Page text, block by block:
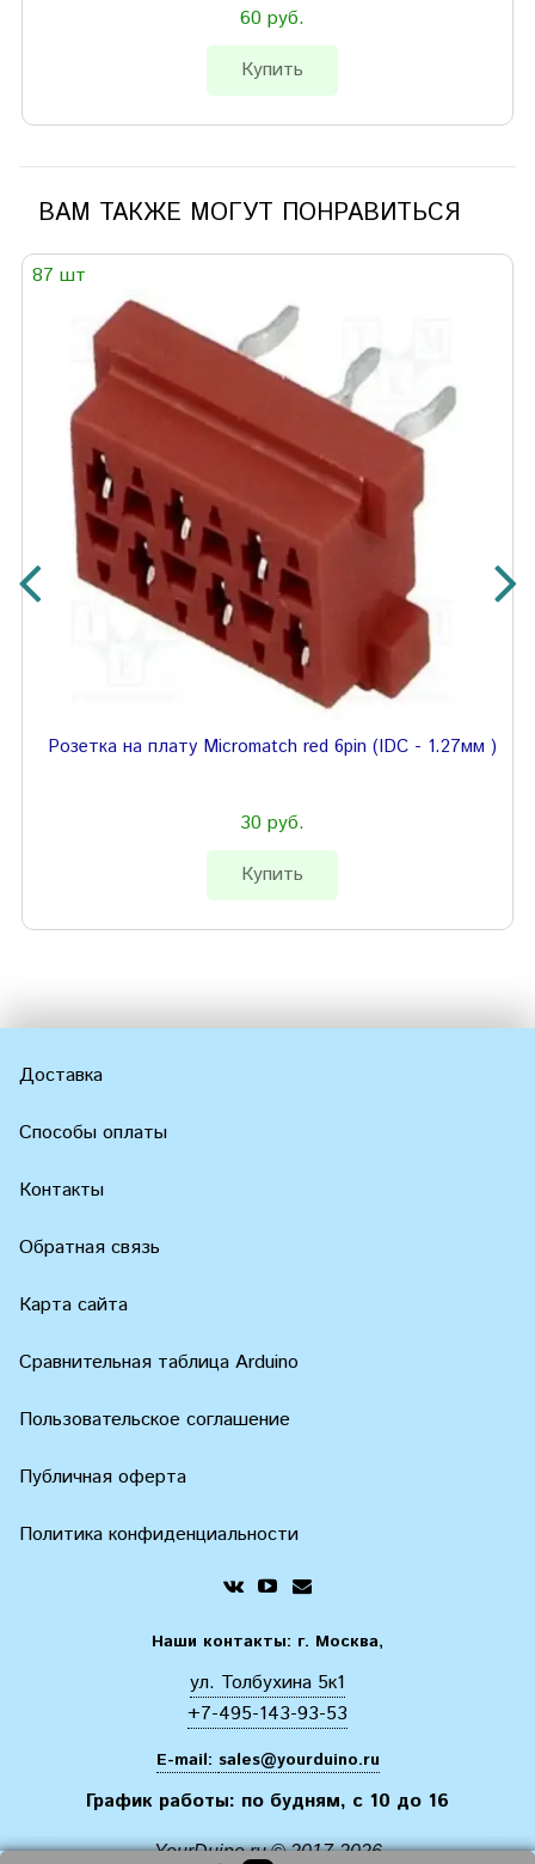
60 руб.
Купить
ВАМ ТАКЖЕ МОГУТ ПОНРАВИТЬСЯ
87 шт
Розетка на плату Micromatch red 6pin (IDC - 1.27мм )
30 руб.
Купить
Доставка
Способы оплаты
Контакты
Обратная связь
Карта сайта
Сравнительная таблица Arduino
Пользовательское соглашение
Публичная оферта
Политика конфиденциальности
Наши контакты: г. Москва,
ул. Толбухина 5к1
+7-495-143-93-53
E-mail: sales@yourduino.ru
График работы: по будням, с 10 до 16
YourDuino.ru © 2017-2026